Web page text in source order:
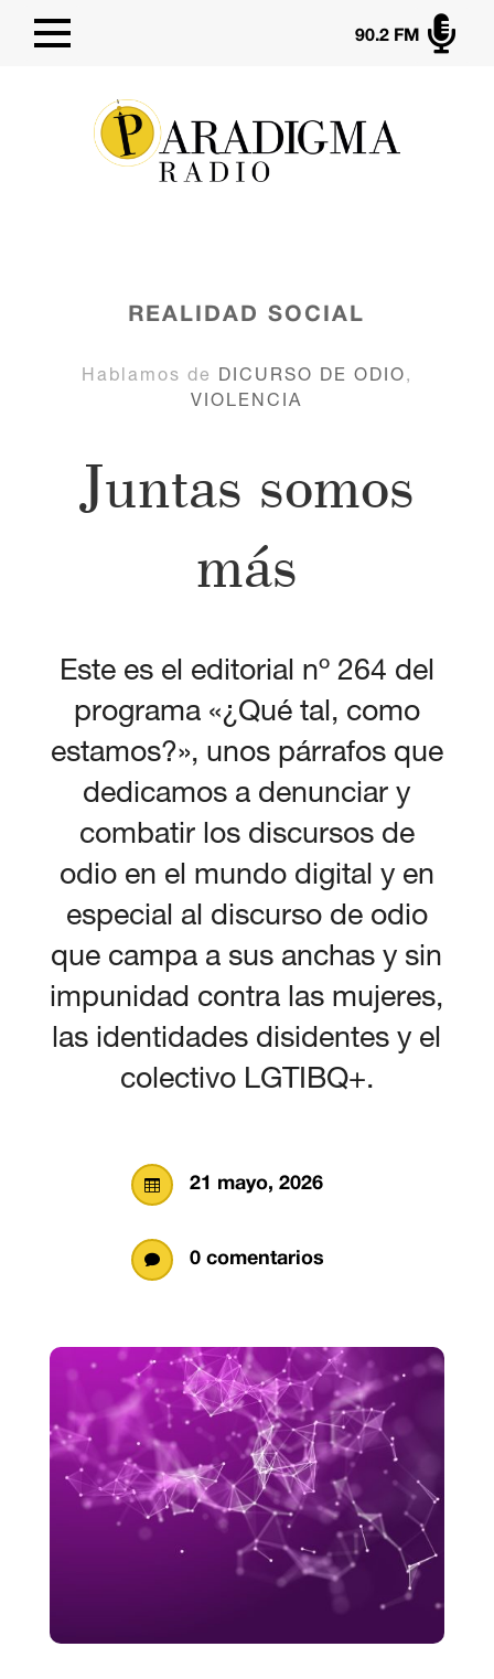

90.2 FM
REALIDAD SOCIAL
Hablamos de DICURSO DE ODIO,
VIOLENCIA
Juntas somos
más
Este es el editorial nº 264 del
programa «¿Qué tal, como
estamos?», unos párrafos que
dedicamos a denunciar y
combatir los discursos de
odio en el mundo digital y en
especial al discurso de odio
que campa a sus anchas y sin
impunidad contra las mujeres,
las identidades disidentes y el
colectivo LGTIBQ+.
 21 mayo, 2026
 0 comentarios